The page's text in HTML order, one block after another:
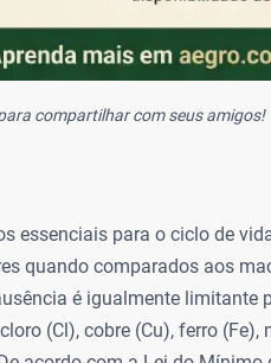
compartilhar com seus amigos!
essenciais para o ciclo de
quando comparados aos
é igualmente limitante
(Cl), cobre (Cu), ferro (Fe),